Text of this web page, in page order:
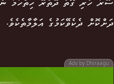
ސޫރަ ހުރި ގޮތާ ދޭތެރޭ ހިތްހަމަ
ދަށްކޮށް ދެކެވޭކަމުގެ އަލާމާތެކެވެ.
Adv by Dhiraagu